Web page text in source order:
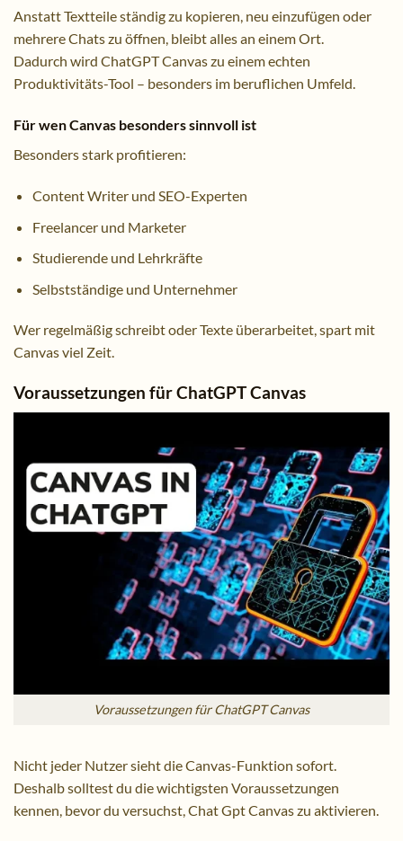
Anstatt Textteile ständig zu kopieren, neu einzufügen oder
mehrere Chats zu öffnen, bleibt alles an einem Ort.
Dadurch wird ChatGPT Canvas zu einem echten
Produktivitäts-Tool – besonders im beruflichen Umfeld.
Für wen Canvas besonders sinnvoll ist
Besonders stark profitieren:
Content Writer und SEO-Experten
Freelancer und Marketer
Studierende und Lehrkräfte
Selbstständige und Unternehmer
Wer regelmäßig schreibt oder Texte überarbeitet, spart mit
Canvas viel Zeit.
Voraussetzungen für ChatGPT Canvas
Voraussetzungen für ChatGPT Canvas
Nicht jeder Nutzer sieht die Canvas-Funktion sofort.
Deshalb solltest du die wichtigsten Voraussetzungen
kennen, bevor du versuchst, Chat Gpt Canvas zu aktivieren.